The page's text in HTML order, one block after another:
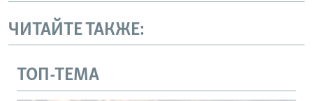
ЧИТАЙТЕ ТАКЖЕ:
ТОП-ТЕМА